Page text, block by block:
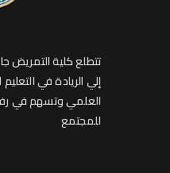
تتطلع كلية
إلي الريادة في
العلمي وتسهم في
للمجتمع